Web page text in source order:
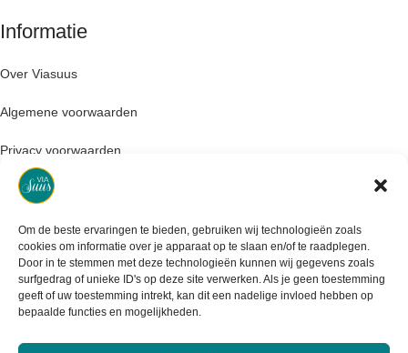
Om de beste ervaringen te bieden, gebruiken wij technologieën zoals
cookies om informatie over je apparaat op te slaan en/of te raadplegen.
Door in te stemmen met deze technologieën kunnen wij gegevens zoals
surfgedrag of unieke ID's op deze site verwerken. Als je geen toestemming
geeft of uw toestemming intrekt, kan dit een nadelige invloed hebben op
bepaalde functies en mogelijkheden.
Informatie
Over Viasuus
Algemene voorwaarden
Privacy voorwaarden
Cookiebeleid
Mijn account